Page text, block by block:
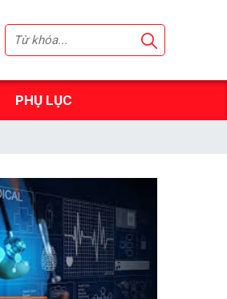
PHỤ LỤC